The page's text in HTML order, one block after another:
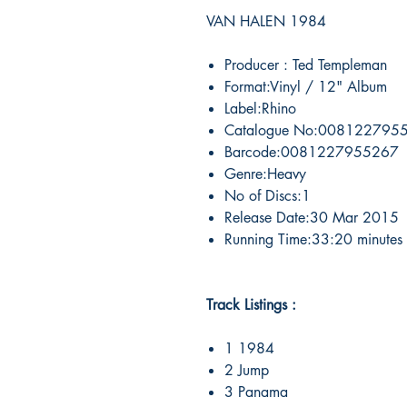
VAN HALEN 1984
Producer : Ted Templeman
Format:Vinyl / 12" Album
Label:Rhino
Catalogue
Barcode:0081227955267
Genre:Heavy
No of Discs:1
Release Date:30 Mar 2015
Running Time:33:20 minutes
Track Listings :
1 1984
2 Jump
3 Panama